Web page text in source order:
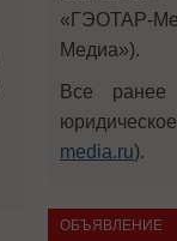
«ГЭОТАР-
Медиа»).
Все ранее
media.ru).
ОБЪЯВЛЕНИЕ